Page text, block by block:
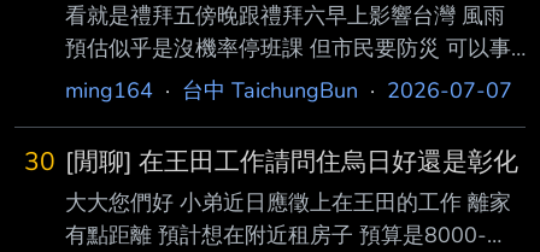
看就是禮拜五傍晚跟禮拜六早上影響台灣 風雨
預估似乎是沒機率停班課 但市民要防災 可以事
先放個假嗎 而且現在也暑假 有機會嗎 各位市民
ming164 · 台中 TaichungBun · 2026-07-07
30 [閒聊] 在王田工作請問住烏日好還是彰化
大大您們好 小弟近日應徵上在王田的工作 離家
有點距離 預計想在附近租房子 預算是8000-